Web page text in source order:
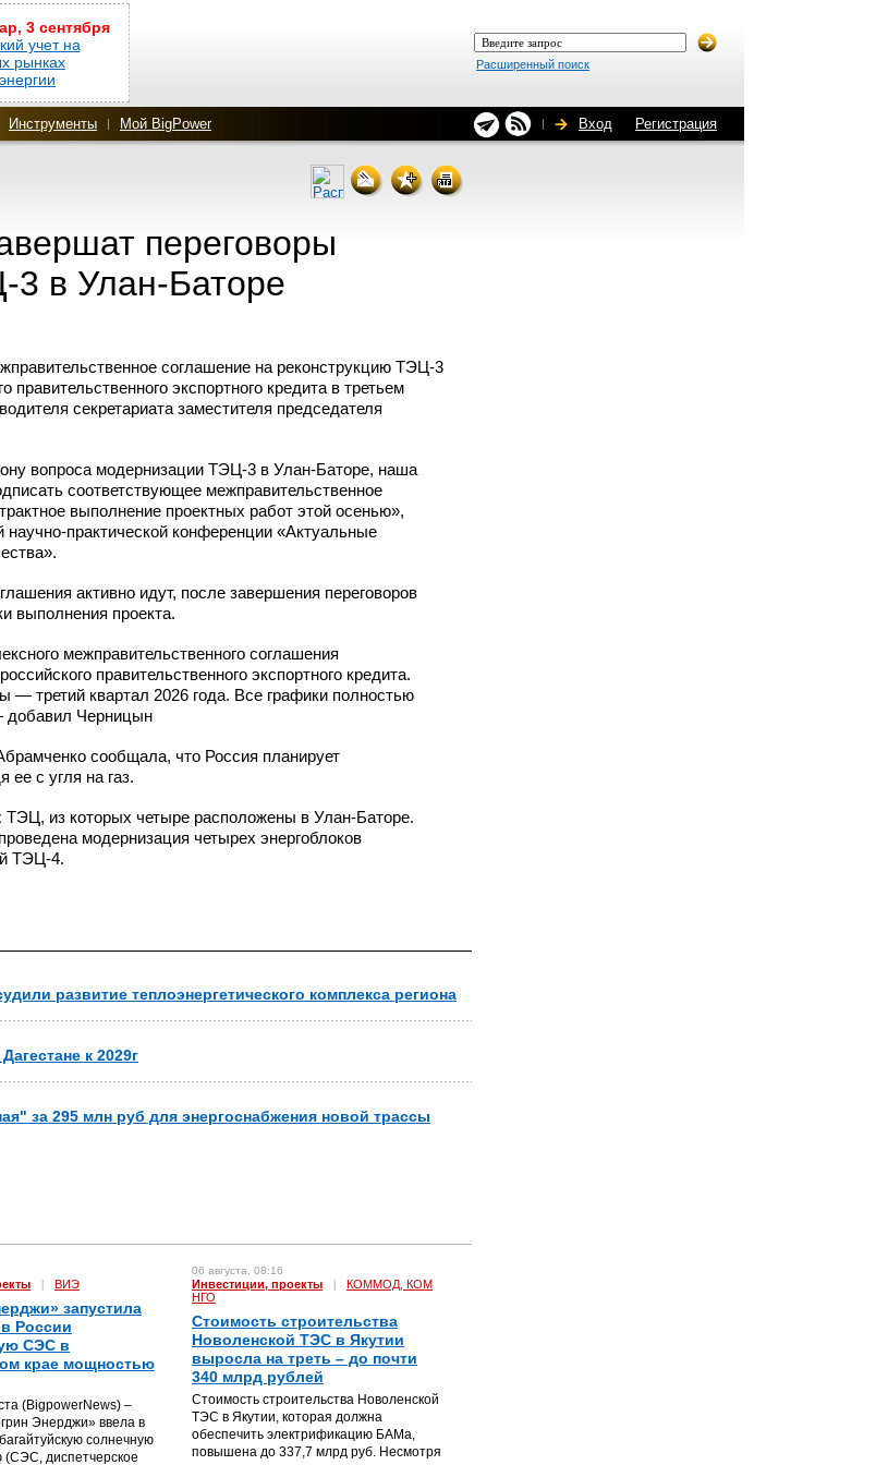
3 сентября
учет на
рынках
Расширенный поиск
Инструменты Мой BigPower Вход Регистрация
переговоры
3 в Улан-Баторе
соглашение на реконструкцию ТЭЦ-3
правительственного экспортного кредита в третьем
секретариата заместителя председателя
вопроса модернизации ТЭЦ-3 в Улан-Баторе, наша
соответствующее межправительственное
выполнение проектных работ этой осенью»,
научно-практической конференции «Актуальные
активно идут, после завершения переговоров
выполнения проекта.
межправительственного соглашения
правительственного экспортного кредита.
— третий квартал 2026 года. Все графики полностью
добавил Черницын
сообщала, что Россия планирует
ее с угля на газ.
ТЭЦ, из которых четыре расположены в Улан-Баторе.
модернизация четырех энергоблоков
ТЭЦ-4.
развитие теплоэнергетического комплекса региона
к 2029г
за 295 млн руб для энергоснабжения новой трассы
| ВИЭ
запустила
России
СЭС в
крае мощностью
(BigpowerNews) –
Энерджи» ввела в
солнечную
(СЭС, диспетчерское
06 августа, 08:16
Инвестиции, проекты |
КОММОД, КОМ
НГО
Стоимость строительства
Новоленской ТЭС в Якутии
выросла на треть – до почти
340 млрд рублей
Стоимость строительства Новоленской
ТЭС в Якутии, которая должна
обеспечить электрификацию БАМа,
повышена до 337,7 млрд руб. Несмотря